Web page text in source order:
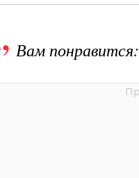
Вам понравится: